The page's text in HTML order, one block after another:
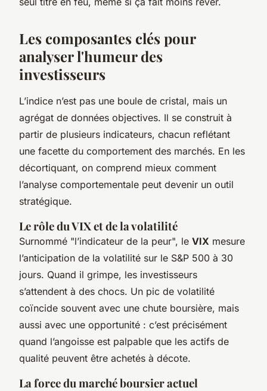
Les composantes clés pour
analyser l'humeur des
investisseurs
L’indice n’est pas une boule de cristal, mais un
agrégat de données objectives. Il se construit à
partir de plusieurs indicateurs, chacun reflétant
une facette du comportement des marchés. En les
décortiquant, on comprend mieux comment
l’analyse comportementale peut devenir un outil
stratégique.
Le rôle du VIX et de la volatilité
Surnommé "l’indicateur de la peur", le VIX mesure
l’anticipation de la volatilité sur le S&P 500 à 30
jours. Quand il grimpe, les investisseurs
s’attendent à des chocs. Un pic de volatilité
coïncide souvent avec une chute boursière, mais
aussi avec une opportunité : c’est précisément
quand l’angoisse est palpable que les actifs de
qualité peuvent être achetés à décote.
La force du marché boursier actuel